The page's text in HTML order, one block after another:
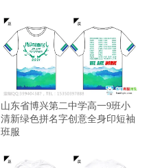
山东省博兴第二中学高一9班小
清新绿色拼名字创意全身印短袖
班服